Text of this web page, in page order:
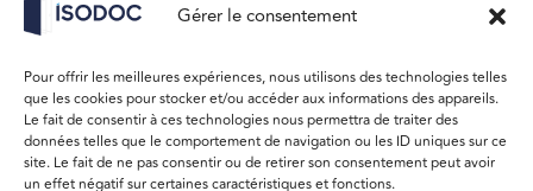
Gérer le consentement
Pour offrir les meilleures expériences, nous utilisons des technologies telles
que les cookies pour stocker et/ou accéder aux informations des appareils.
Le fait de consentir à ces technologies nous permettra de traiter des
données telles que le comportement de navigation ou les ID uniques sur ce
site. Le fait de ne pas consentir ou de retirer son consentement peut avoir
un effet négatif sur certaines caractéristiques et fonctions.
879 Rue des Entrepreneurs
31220 Lavelanet de Comminges
Du lundi au vendredi 08:00 – 18:00